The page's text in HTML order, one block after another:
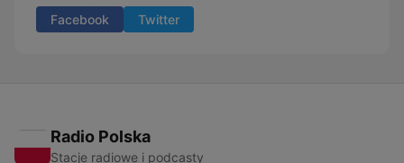
Facebook Twitter
Radio Polska
Stacje radiowe i podcasty